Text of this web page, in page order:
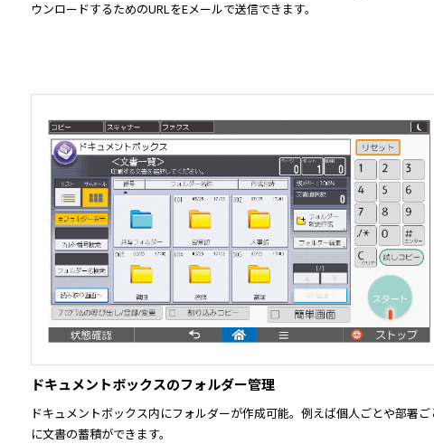
ウンロードするためのURLをEメールで送信できます。
ドキュメントボックスのフォルダー管理
ドキュメントボックス内にフォルダーが作成可能。例えば個人ごとや部署ご
に文書の蓄積ができます。